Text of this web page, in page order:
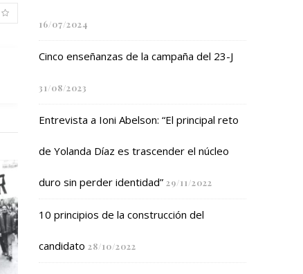
16/07/2024
Cinco enseñanzas de la campaña del 23-J
31/08/2023
Entrevista a Ioni Abelson: “El principal reto
de Yolanda Díaz es trascender el núcleo
duro sin perder identidad” 29/11/2022
10 principios de la construcción del
candidato 28/10/2022